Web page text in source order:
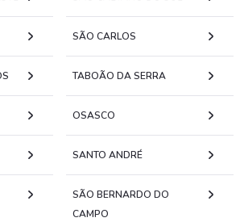
SÃO CARLOS
TABOÃO DA SERRA
OSASCO
SANTO ANDRÉ
SÃO BERNARDO DO
CAMPO